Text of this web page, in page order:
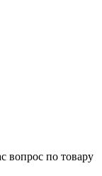
вопрос по товару